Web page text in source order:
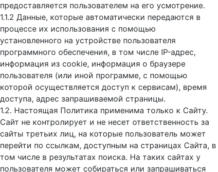
предоставляется пользователем на его усмотрение.
1.1.2 Данные, которые автоматически передаются в
процессе их использования с помощью
установленного на устройстве пользователя
программного обеспечения, в том числе IP-адрес,
информация из cookie, информация о браузере
пользователя (или иной программе, с помощью
которой осуществляется доступ к cервисам), время
доступа, адрес запрашиваемой страницы.
1.2. Настоящая Политика применима только к Сайту.
Сайт не контролирует и не несет ответственность за
сайты третьих лиц, на которые пользователь может
перейти по ссылкам, доступным на страницах Сайта, в
том числе в результатах поиска. На таких сайтах у
пользователя может собираться или запрашиваться